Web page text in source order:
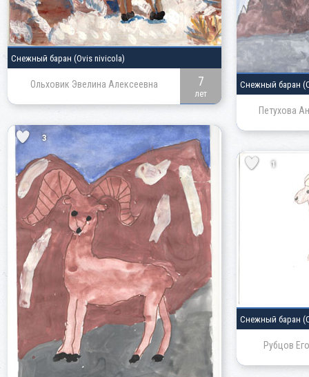
Снежный баран (Ovis nivicola)
Ольховик Эвелина Алексеевна 7
лет
Снежный баран
Петухова
3
1
Снежный баран
Рубцов